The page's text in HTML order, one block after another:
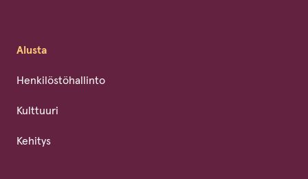
Alusta
Henkilöstöhallinto
Kulttuuri
Kehitys